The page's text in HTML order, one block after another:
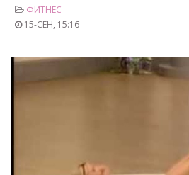
ФИТНЕС
15-СЕН, 15:16